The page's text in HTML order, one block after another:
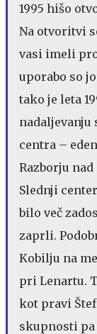
1995 hišo
Na otvoritvi
vasi imeli
uporabo so
tako je leta
nadaljevanju
centra –
Razborju
Slednji
bilo več
zaprli.
Kobilju na
pri Lenartu.
kot pravi
skupnosti pa